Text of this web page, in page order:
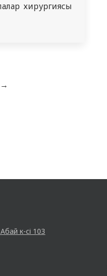
хирургиясы
Мерекелік
болып
→
к-сі 103